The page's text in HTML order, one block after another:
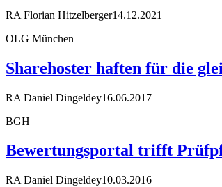
RA Florian Hitzelberger14.12.2021
OLG München
Sharehoster haften für die
RA Daniel Dingeldey16.06.2017
BGH
Bewertungsportal trifft
RA Daniel Dingeldey10.03.2016